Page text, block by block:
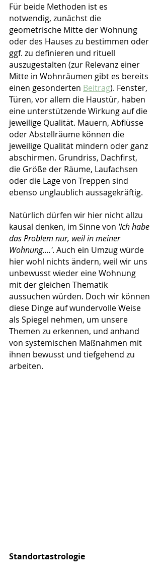
Für beide Methoden ist es
notwendig, zunächst die
geometrische Mitte der Wohnung
oder des Hauses zu bestimmen oder
ggf. zu definieren und rituell
auszugestalten (zur Relevanz einer
Mitte in Wohnräumen gibt es bereits
einen gesonderten Beitrag). Fenster,
Türen, vor allem die Haustür, haben
eine unterstützende Wirkung auf die
jeweilige Qualität. Mauern, Abflüsse
oder Abstellräume können die
jeweilige Qualität mindern oder ganz
abschirmen. Grundriss, Dachfirst,
die Größe der Räume, Laufachsen
oder die Lage von Treppen sind
ebenso unglaublich aussagekräftig.
Natürlich dürfen wir hier nicht allzu
kausal denken, im Sinne von 'Ich habe
das Problem nur, weil in meiner
Wohnung....'. Auch ein Umzug würde
hier wohl nichts ändern, weil wir uns
unbewusst wieder eine Wohnung
mit der gleichen Thematik
aussuchen würden. Doch wir können
diese Dinge auf wundervolle Weise
als Spiegel nehmen, um unsere
Themen zu erkennen, und anhand
von systemischen Maßnahmen mit
ihnen bewusst und tiefgehend zu
arbeiten.
Standortastrologie